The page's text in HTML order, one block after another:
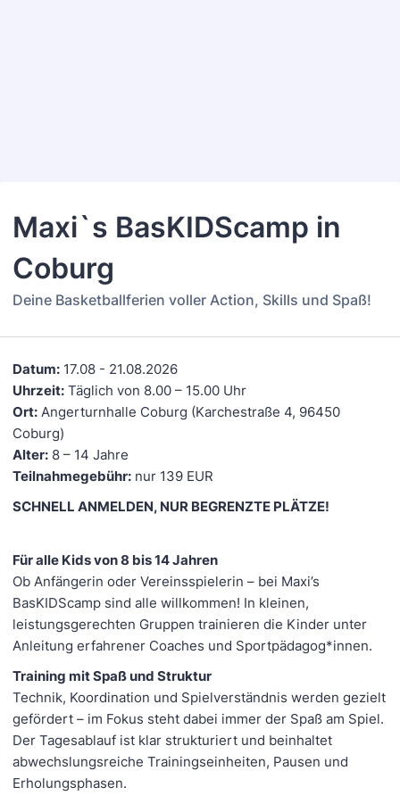
Maxi`s BasKIDScamp in
Coburg
Deine Basketballferien voller Action, Skills und Spaß!
Datum: 17.08 - 21.08.2026
Uhrzeit: Täglich von 8.00 – 15.00 Uhr
Ort: Angerturnhalle Coburg (Karchestraße 4, 96450
Coburg)
Alter: 8 – 14 Jahre
Teilnahmegebühr: nur 139 EUR
SCHNELL ANMELDEN, NUR BEGRENZTE PLÄTZE!
Für alle Kids von 8 bis 14 Jahren
Ob Anfängerin oder Vereinsspielerin – bei Maxi’s
BasKIDScamp sind alle willkommen! In kleinen,
leistungsgerechten Gruppen trainieren die Kinder unter
Anleitung erfahrener Coaches und Sportpädagog*innen.
Training mit Spaß und Struktur
Technik, Koordination und Spielverständnis werden gezielt
gefördert – im Fokus steht dabei immer der Spaß am Spiel.
Der Tagesablauf ist klar strukturiert und beinhaltet
abwechslungsreiche Trainingseinheiten, Pausen und
Erholungsphasen.